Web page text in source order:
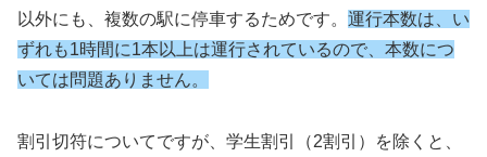
以外にも、複数の駅に停車するためです。 運行本数は、い
ずれも1時間に1本以上は運行されているので、本数につ
いては問題ありません。
割引切符についてですが、学生割引（2割引）を除くと、